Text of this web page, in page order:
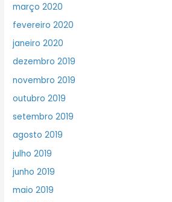
março 2020
fevereiro 2020
janeiro 2020
dezembro 2019
novembro 2019
outubro 2019
setembro 2019
agosto 2019
julho 2019
junho 2019
maio 2019